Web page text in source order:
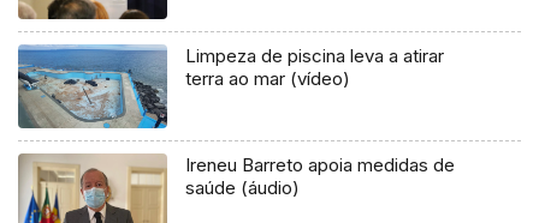
Limpeza de piscina leva a atirar
terra ao mar (vídeo)
Ireneu Barreto apoia medidas de
saúde (áudio)